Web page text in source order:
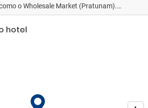
o Wholesale Market (Pratunam).
o hostel fica a 16 minutos a pé
A equipa do hostel está disponível para
receção 24 horas. O Gaysorn Shopping
hotel